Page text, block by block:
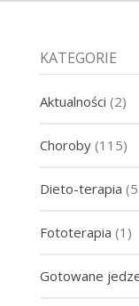
KATEGORIE
Aktualności (2)
Choroby(115)
Dieto-terapia
Fototerapia (1)
Gotowane